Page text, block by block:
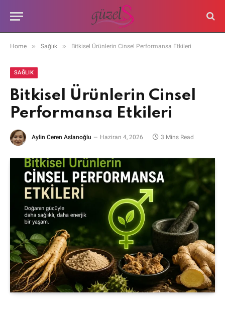
Home » Sağlık » Bitkisel Ürünlerin Cinsel Performansa Etkileri
SAĞLIK
Bitkisel Ürünlerin Cinsel
Performansa Etkileri
Aylin Ceren Aslanoğlu Haziran 4, 2026 3 Mins Read